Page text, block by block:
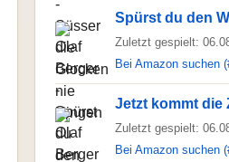
Spürst du den
Zuletzt gespielt:
Bei Amazon suchen
Jetzt kommt die
Zuletzt gespielt:
Bei Amazon suchen